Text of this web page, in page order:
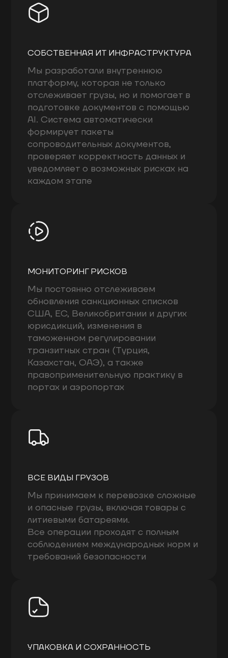
СОБСТВЕННАЯ ИТ ИНФРАСТРУКТУРА
Мы разработали внутреннюю
платформу, которая не только
отслеживает грузы, но и помогает в
подготовке документов с помощью
AI. Система автоматически
формирует пакеты
сопроводительных документов,
проверяет корректность данных и
уведомляет о возможных рисках на
каждом этапе
МОНИТОРИНГ РИСКОВ
Мы постоянно отслеживаем
обновления санкционных списков
США, ЕС, Великобритании и других
юрисдикций, изменения в
таможенном регулировании
транзитных стран (Турция,
Казахстан, ОАЭ), а также
правоприменительную практику в
портах и аэропортах
ВСЕ ВИДЫ ГРУЗОВ
Мы принимаем к перевозке сложные
и опасные грузы, включая товары с
литиевыми батареями.
Все операции проходят с полным
соблюдением международных норм и
требований безопасности
УПАКОВКА И СОХРАННОСТЬ